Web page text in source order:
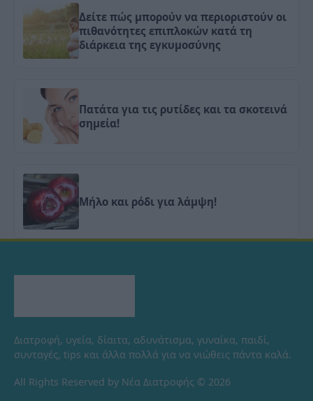
Δείτε πώς μπορούν να περιοριστούν οι
πιθανότητες επιπλοκών κατά τη
διάρκεια της εγκυμοσύνης
Πατάτα για τις ρυτίδες και τα σκοτεινά
σημεία!
Μήλο και ρόδι για λάμψη!
Διατροφή, υγεία, δίαιτα, αδυνάτισμα, γυναίκα, παιδί,
συνταγές, tips και άλλα πολλά για να νιώθεις πάντα καλά.
All Rights Reserved by Νέα Διατροφής © 2026